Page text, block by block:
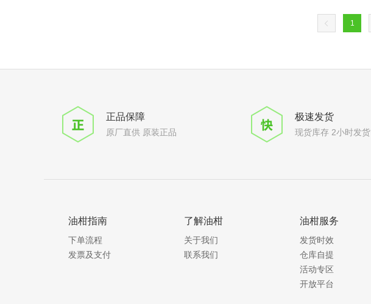
1
正品保障
原厂直供 原装正品
极速发货
现货库存 2小时发货
油柑指南
下单流程
发票及支付
了解油柑
关于我们
联系我们
油柑服务
发货时效
仓库自提
活动专区
开放平台